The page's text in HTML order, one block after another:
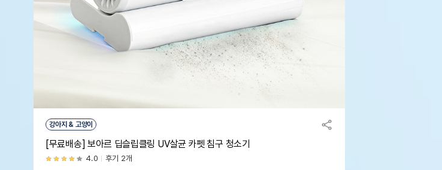
강아지 & 고양이
[무료배송] 보아르 딥슬립클링 UV살균 카펫 침구 청소기
4.0 후기 2개